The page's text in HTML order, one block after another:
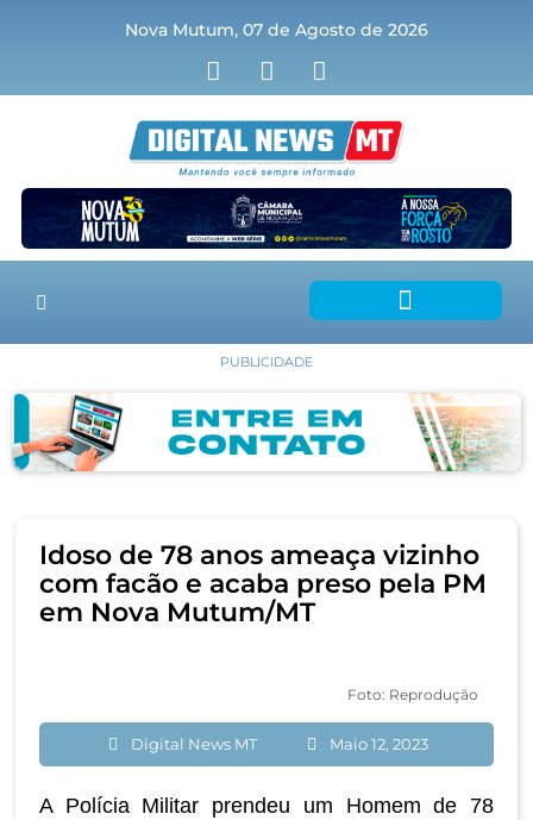
Nova Mutum, 07 de Agosto de 2026
PUBLICIDADE
Idoso de 78 anos ameaça vizinho
com facão e acaba preso pela PM
em Nova Mutum/MT
Foto: Reprodução
Digital News MT Maio 12, 2023
A Polícia Militar prendeu um Homem de 78